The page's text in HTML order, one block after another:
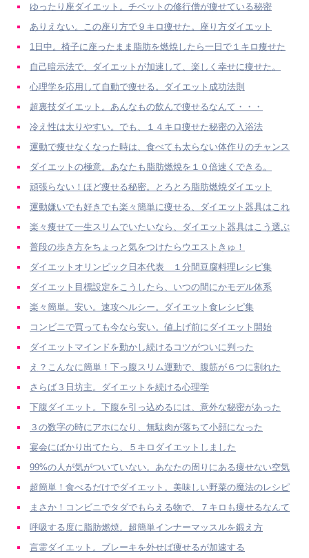
ゆったり座ダイエット。チベットの修行僧が痩せている秘密
ありえない。この座り方で９キロ痩せた。座り方ダイエット
1日中。椅子に座ったまま脂肪を燃焼したら一日で１キロ痩せた
自己暗示法で、ダイエットが加速して、楽しく幸せに痩せた。
心理学を応用して自動で痩せる。ダイエット成功法則
超裏技ダイエット。あんなもの飲んで痩せるなんて・・・
冷え性は太りやすい。でも、１４キロ痩せた秘密の入浴法
運動で痩せなくなった時は、食べても太らない体作りのチャンス
ダイエットの極意。あなたも脂肪燃焼を１０倍速くできる。
頑張らない！ほど痩せる秘密。とろとろ脂肪燃焼ダイエット
運動嫌いでも好きでも楽々簡単に痩せる、ダイエット器具はこれ
楽々痩せて一生スリムでいたいなら、ダイエット器具はこう選ぶ
普段の歩き方をちょっと気をつけたらウエストきゅ！
ダイエットオリンピック日本代表 １分間豆腐料理レシピ集
ダイエット目標設定をこうしたら、いつの間にかモデル体系
楽々簡単。安い。速攻ヘルシー。ダイエット食レシピ集
コンビニで買っても今なら安い。値上げ前にダイエット開始
ダイエットマインドを動かし続けるコツがついに判った
え？こんなに簡単！下っ腹スリム運動で、腹筋が６つに割れた
さらば３日坊主。ダイエットを続ける心理学
下腹ダイエット。下腹を引っ込めるには、意外な秘密があった
３の数字の時にアホになり、無駄肉が落ちて小顔になった
宴会にばかり出てたら、５キロダイエットしました
99%の人が気がついていない。あなたの周りにある痩せない空気
超簡単！食べるだけでダイエット。美味しい野菜の魔法のレシピ
まさか！コンビニでタダでもらえる物で、７キロも痩せるなんて
呼吸する度に脂肪燃焼。超簡単インナーマッスルを鍛え方
言霊ダイエット。ブレーキを外せば痩せるが加速する